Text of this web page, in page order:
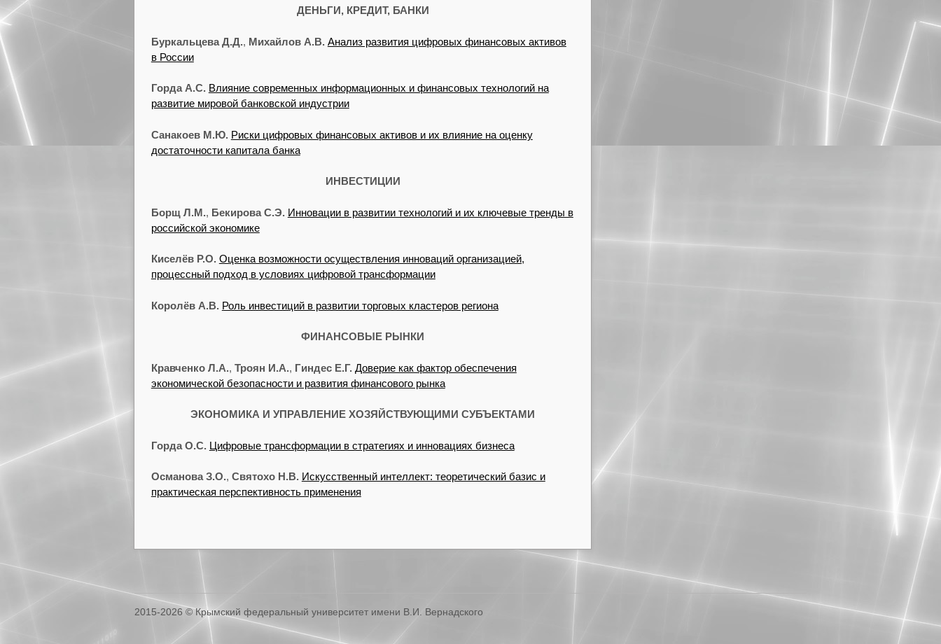
ДЕНЬГИ, КРЕДИТ, БАНКИ
Буркальцева Д.Д., Михайлов А.В. Анализ развития цифровых финансовых активов
в России
Горда А.С. Влияние современных информационных и финансовых технологий на
развитие мировой банковской индустрии
Санакоев М.Ю. Риски цифровых финансовых активов и их влияние на оценку
достаточности капитала банка
ИНВЕСТИЦИИ
Борщ Л.М., Бекирова С.Э. Инновации в развитии технологий и их ключевые тренды в
российской экономике
Киселёв Р.О. Оценка возможности осуществления инноваций организацией,
процессный подход в условиях цифровой трансформации
Королёв А.В. Роль инвестиций в развитии торговых кластеров региона
ФИНАНСОВЫЕ РЫНКИ
Кравченко Л.А., Троян И.А., Гиндес Е.Г. Доверие как фактор обеспечения
экономической безопасности и развития финансового рынка
ЭКОНОМИКА И УПРАВЛЕНИЕ ХОЗЯЙСТВУЮЩИМИ СУБЪЕКТАМИ
Горда О.С. Цифровые трансформации в стратегиях и инновациях бизнеса
Османова З.О., Святохо Н.В. Искусственный интеллект: теоретический базис и
практическая перспективность применения
2015-2026 © Крымский федеральный университет имени В.И. Вернадского